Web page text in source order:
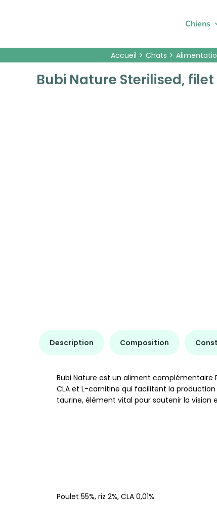
Chiens
Accueil Chats
Bubi Nature Sterilised,
Description Composition
Bubi Nature est un aliment complémentaire
CLA et L-carnitine qui facilitent la
taurine, élément vital pour soutenir la
Poulet 55%, riz 2%, CLA 0,01%.